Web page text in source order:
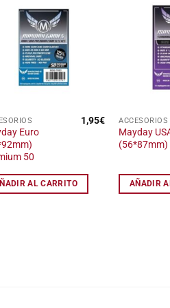
producto
Euro
50
1,95€
AL CARRITO
ACCESORIOS
Mayday
(56*87mm)
AÑADIR